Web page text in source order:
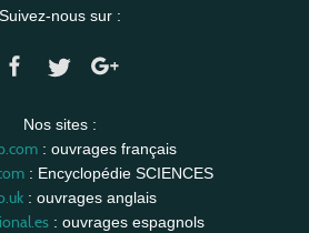
Suivez-nous sur :
Nos sites :
: ouvrages français
: Encyclopédie SCIENCES
: ouvrages anglais
: ouvrages espagnols